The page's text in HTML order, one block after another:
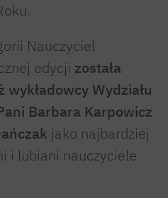
Nauczyciel
edycji została
Wydziału
Barbara Karpowicz
jako najbardziej
i lubiani nauczyciele